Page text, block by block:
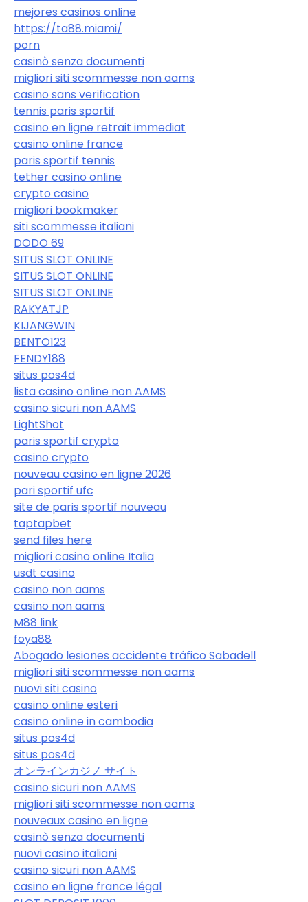
mejores casinos online
https://ta88.miami/
porn
casinò senza documenti
migliori siti scommesse non aams
casino sans verification
tennis paris sportif
casino en ligne retrait immediat
casino online france
paris sportif tennis
tether casino online
crypto casino
migliori bookmaker
siti scommesse italiani
DODO 69
SITUS SLOT ONLINE
SITUS SLOT ONLINE
SITUS SLOT ONLINE
RAKYATJP
KIJANGWIN
BENTO123
FENDY188
situs pos4d
lista casino online non AAMS
casino sicuri non AAMS
LightShot
paris sportif crypto
casino crypto
nouveau casino en ligne 2026
pari sportif ufc
site de paris sportif nouveau
taptapbet
send files here
migliori casino online Italia
usdt casino
casino non aams
casino non aams
M88 link
foya88
Abogado lesiones accidente tráfico Sabadell
migliori siti scommesse non aams
nuovi siti casino
casino online esteri
casino online in cambodia
situs pos4d
situs pos4d
オンラインカジノ サイト
casino sicuri non AAMS
migliori siti scommesse non aams
nouveaux casino en ligne
casinò senza documenti
nuovi casino italiani
casino sicuri non AAMS
casino en ligne france légal